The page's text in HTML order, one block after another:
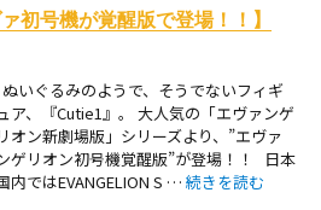
号機が覚醒版で登場！！】
ぬいぐるみのようで、そうでないフィギ
ア、『Cutie1』。 大人気の「エヴァンゲ
リオン新劇場版」シリーズより、”エヴァ
ゲリオン初号機覚醒版”が登場！！ 日本
内ではEVANGELION S … “【新商品：EVA
続きを読む